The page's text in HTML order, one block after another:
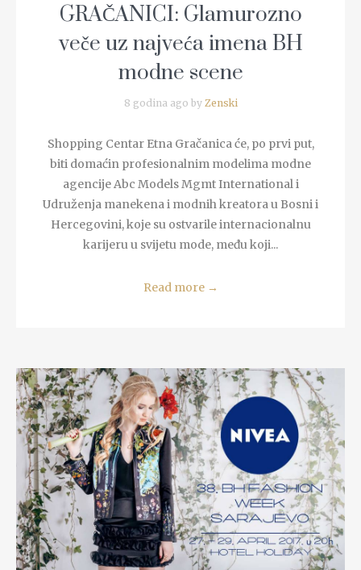
GRAČANICI: Glamurozno
veče uz najveća imena BH
modne scene
8 godina ago by Zenski
Shopping Centar Etna Gračanica će, po prvi put,
biti domaćin profesionalnim modelima modne
agencije Abc Models Mgmt International i
Udruženja manekena i modnih kreatora u Bosni i
Hercegovini, koje su ostvarile internacionalnu
karijeru u svijetu mode, među koji...
Read more →
READ MORE